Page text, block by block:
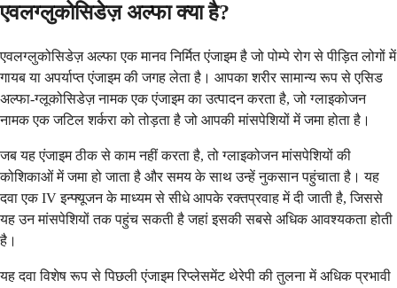
एवलग्लुकोसिडेज़ अल्फा क्या है?
एवलग्लुकोसिडेज़ अल्फा एक मानव निर्मित एंजाइम है जो पोम्पे रोग से पीड़ित लोगों में
गायब या अपर्याप्त एंजाइम की जगह लेता है। आपका शरीर सामान्य रूप से एसिड
अल्फा-ग्लूकोसिडेज़ नामक एक एंजाइम का उत्पादन करता है, जो ग्लाइकोजन
नामक एक जटिल शर्करा को तोड़ता है जो आपकी मांसपेशियों में जमा होता है।
जब यह एंजाइम ठीक से काम नहीं करता है, तो ग्लाइकोजन मांसपेशियों की
कोशिकाओं में जमा हो जाता है और समय के साथ उन्हें नुकसान पहुंचाता है। यह
दवा एक IV इन्फ्यूजन के माध्यम से सीधे आपके रक्तप्रवाह में दी जाती है, जिससे
यह उन मांसपेशियों तक पहुंच सकती है जहां इसकी सबसे अधिक आवश्यकता होती
है।
यह दवा विशेष रूप से पिछली एंजाइम रिप्लेसमेंट थेरेपी की तुलना में अधिक प्रभावी